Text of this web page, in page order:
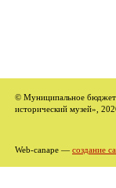
© Муниципальное
исторический музей»,
Web-canape — создание